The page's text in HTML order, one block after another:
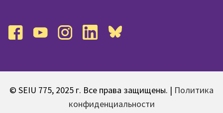
© SEIU 775, 2025 г. Все права защищены. | Политика
конфиденциальности